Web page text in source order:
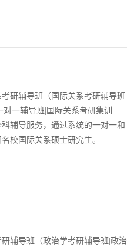
研辅导班（国际关系考研辅导班|
一辅导班|国际关系考研集训
辅导服务，通过系统的一对一和
校国际关系硕士研究生。
辅导班（政治学考研辅导班|政治